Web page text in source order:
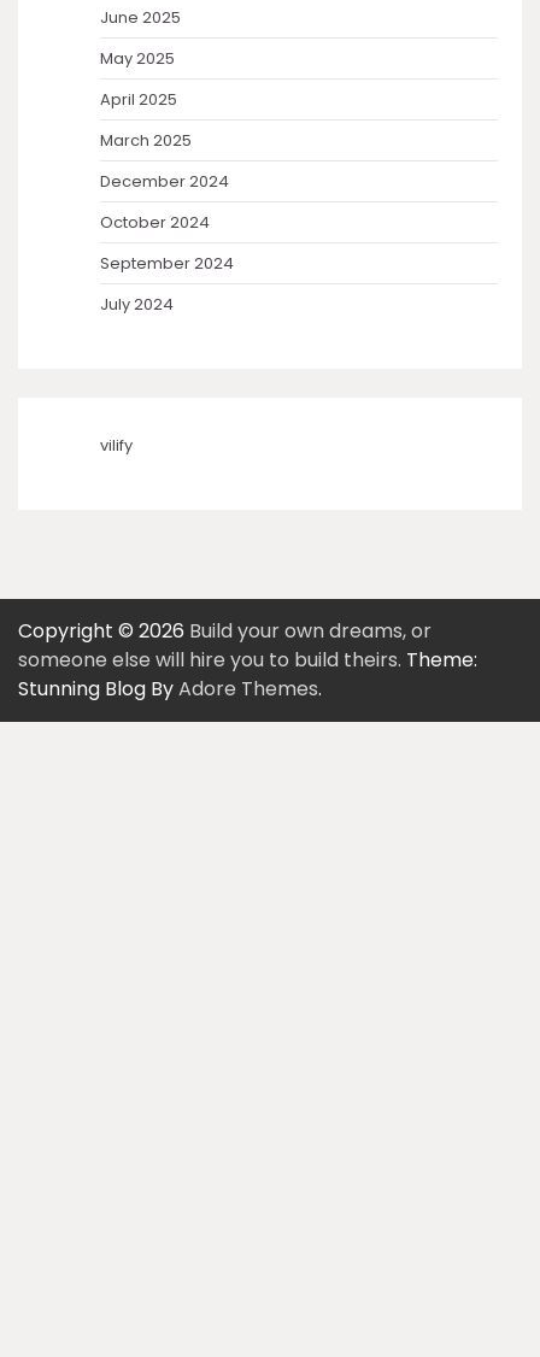
June 2025
May 2025
April 2025
March 2025
December 2024
October 2024
September 2024
July 2024
vilify
Copyright © 2026 Build your own dreams, or
someone else will hire you to build theirs. Theme:
Stunning Blog ByAdore Themes.